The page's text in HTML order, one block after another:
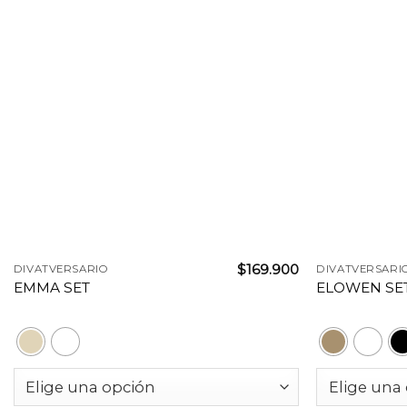
DIVATVERSARIO
EMMA SET
$169.900
ELOWEN